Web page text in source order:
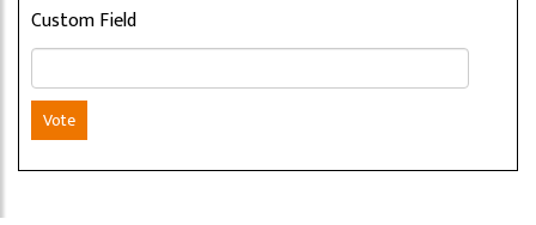
Custom Field
Vote